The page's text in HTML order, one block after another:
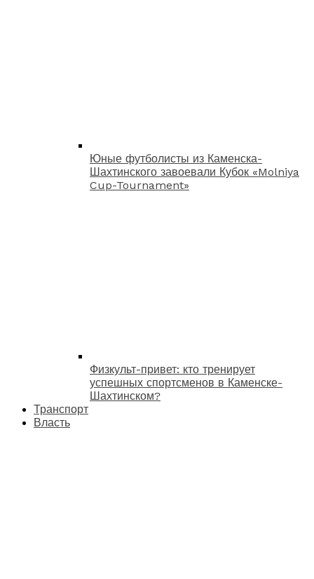
Юные футболисты из Каменска-
Шахтинского завоевали Кубок «Molniya
Cup-Tournament»
Физкульт-привет: кто тренирует
успешных спортсменов в Каменске-
Шахтинском?
Транспорт
Власть